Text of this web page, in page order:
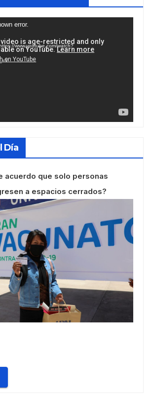
error.
www.youtube.com/watch?
Día
acuerdo que solo personas
a espacios cerrados?